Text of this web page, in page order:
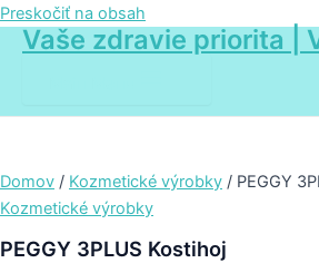
Preskočiť na obsah
Vaše zdravie priorita |
Domov / Kozmetické výrobky / PEGGY
Kozmetické výrobky
PEGGY 3PLUS Kostihoj